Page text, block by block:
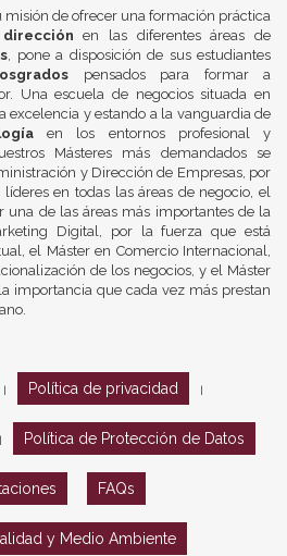
misión de ofrecer una formación práctica
en las diferentes áreas de
, pone a disposición de sus estudiantes
pensados para formar a
Una escuela de negocios situada en
excelencia y estando a la vanguardia de
en los entornos profesional y
Másteres más demandados se
y Dirección de Empresas, por
en todas las áreas de negocio, el
una de las áreas más importantes de la
Digital, por la fuerza que está
el Máster en Comercio Internacional,
de los negocios, y el Máster
importancia que cada vez más prestan
Política de privacidad
Política de Protección de Datos
FAQs
y Medio Ambiente